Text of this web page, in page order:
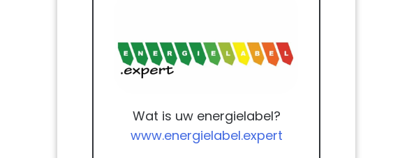
Wat is uw energielabel?
www.energielabel.expert